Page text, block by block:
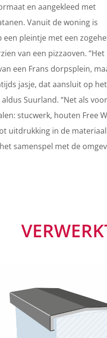
en aangekleed met
Vanuit de woning is
pleintje met een
van een pizzaoven. “Het
een Frans dorpsplein,
jasje, dat aansluit op het
Suurland. “Net als
stucwerk, houten Free
uitdrukking in de
samenspel met de